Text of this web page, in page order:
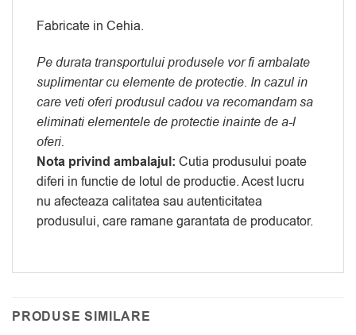
Fabricate in Cehia.
Pe durata transportului produsele vor fi ambalate
suplimentar cu elemente de protectie. In cazul in
care veti oferi produsul cadou va recomandam sa
eliminati elementele de protectie inainte de a-l
oferi.
Nota privind ambalajul: Cutia produsului poate
diferi in functie de lotul de productie. Acest lucru
nu afecteaza calitatea sau autenticitatea
produsului, care ramane garantata de producator.
PRODUSE SIMILARE